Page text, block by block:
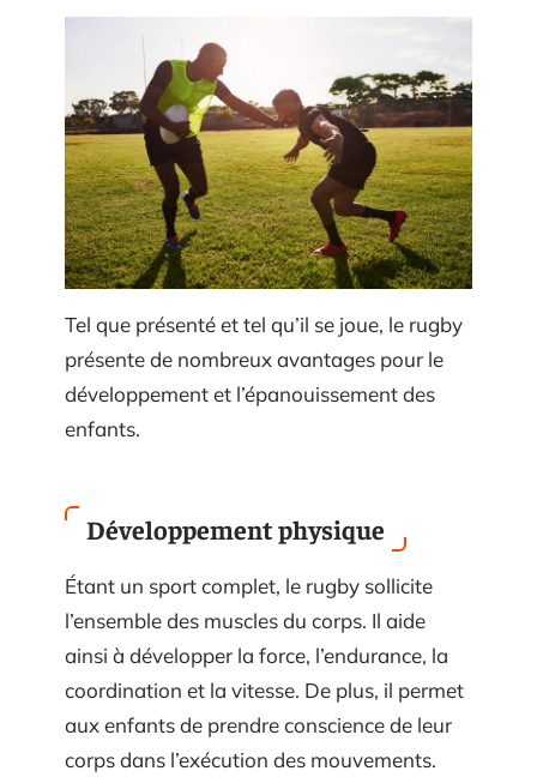
Tel que présenté et tel qu’il se joue, le rugby
présente de nombreux avantages pour le
développement et l’épanouissement des
enfants.
Développement physique
Étant un sport complet, le rugby sollicite
l’ensemble des muscles du corps. Il aide
ainsi à développer la force, l’endurance, la
coordination et la vitesse. De plus, il permet
aux enfants de prendre conscience de leur
corps dans l’exécution des mouvements.